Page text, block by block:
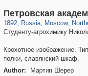
Петровская
1892, Russia
1,407,206
, Moscow
319,878 8,286
,
22,544
Студенту-агрохимику
Крохотное изображение.
полки, славянский шкаф.
Author:
Мартин Шерер